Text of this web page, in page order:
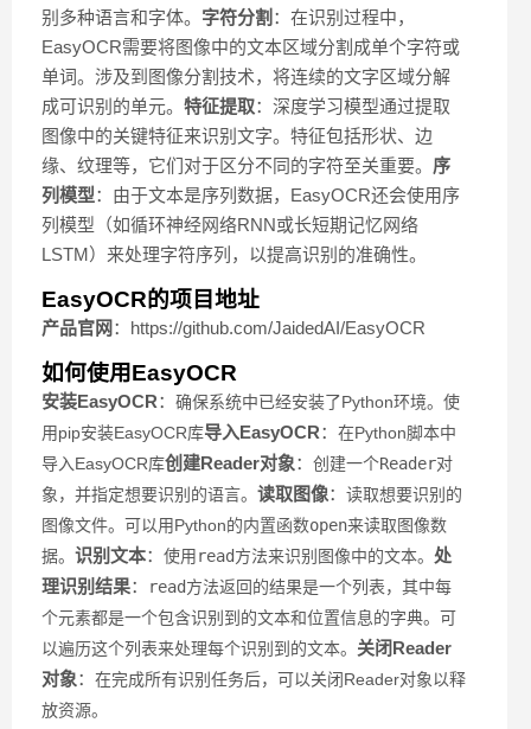
别多种语言和字体。 字符分割 ：在识别过程中，
EasyOCR需要将图像中的文本区域分割成单个字符或
单词。涉及到图像分割技术，将连续的文字区域分解
成可识别的单元。 特征提取：深度学习模型通过提取
图像中的关键特征来识别文字。特征包括形状、边
缘、纹理等，它们对于区分不同的字符至关重要。 序
列模型：由于文本是序列数据，EasyOCR还会使用序
列模型（如循环神经网络RNN或长短期记忆网络
LSTM）来处理字符序列，以提高识别的准确性。
EasyOCR的项目地址
产品官网 ：https://github.com/JaidedAI/EasyOCR
如何使用EasyOCR
安装EasyOCR： 确保系统中已经安装了Python环境。 使
用pip安装EasyOCR库导入EasyOCR： 在Python脚本中
导入EasyOCR库创建Reader对象： 创建一个Reader对
象，并指定想要识别的语言。 读取图像： 读取想要识别的
图像文件。可以用Python的内置函数open来读取图像数
据。 识别文本： 使用 read方法来识别图像中的文本。 处
理识别结果： read方法返回的结果是一个列表，其中每
个元素都是一个包含识别到的文本和位置信息的字典。可
以遍历这个列表来处理每个识别到的文本。 关闭Reader
对象： 在完成所有识别任务后，可以关闭Reader对象以释
放资源。